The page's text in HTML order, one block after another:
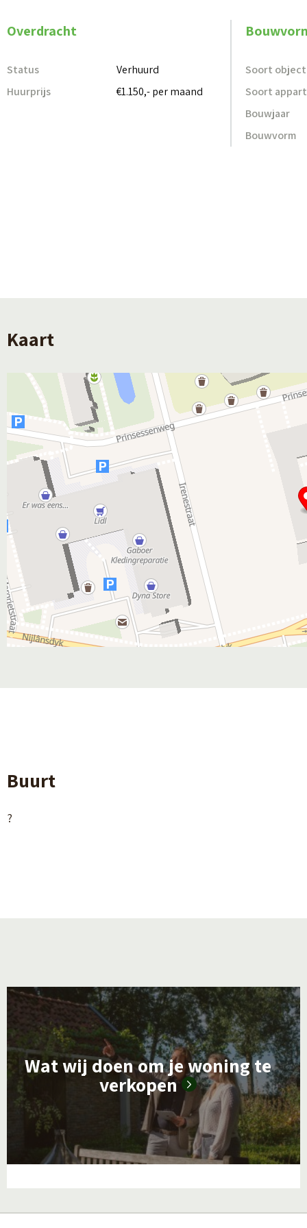
Dankzij de energiezuinige voorzieningen, de
• De huurovereenkomst wordt aangegaan
• Bij deze woning geldt een inkomenseis. U
• Heeft u een partner? Het tweede inkomen
Overdracht
Status
Verhuurd
Huurprijs
€1.150,- per maand
Soort object
Soort
Bouwjaar
Bouwvorm
Kaart
Buurt
?
e
s
m
e
Wat wij doen om je woning te
verkopen